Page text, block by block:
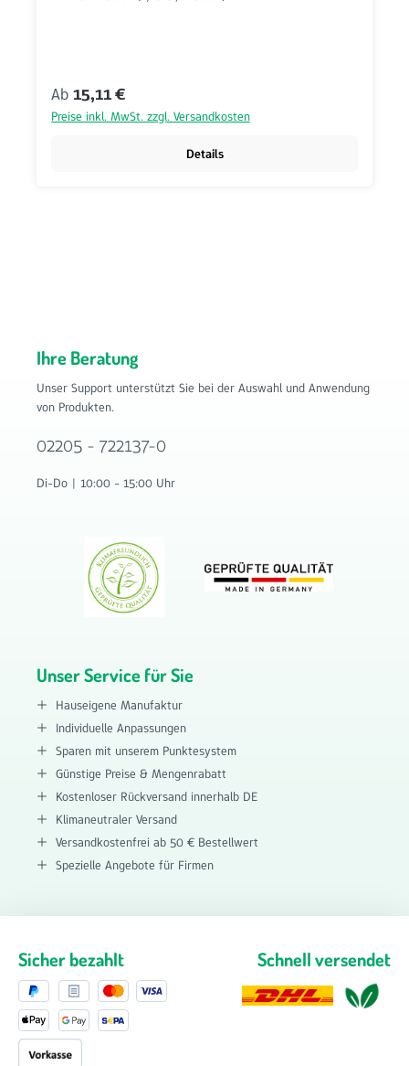
Regulärer Preis:
Ab 15,11 €
Preise inkl. MwSt. zzgl. Versandkosten
Details
Ihre Beratung
Unser Support unterstützt Sie bei der Auswahl und Anwendung
von Produkten.
02205 - 722137-0
Di-Do | 10:00 - 15:00 Uhr
Unser Service für Sie
Hauseigene Manufaktur
Individuelle Anpassungen
Sparen mit unserem Punktesystem
Günstige Preise & Mengenrabatt
Kostenloser Rückversand innerhalb DE
Klimaneutraler Versand
Versandkostenfrei ab 50 € Bestellwert
Spezielle Angebote für Firmen
Sicher bezahlt Schnell versendet